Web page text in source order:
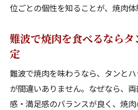
位ごとの個性を知ることが、焼肉体
難波で焼肉を食べるなら
定
難波で焼肉を味わうなら、タンと
が間違いありません。なぜなら、
感・満足感のバランスが良く、焼